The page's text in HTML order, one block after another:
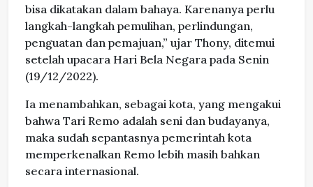
bisa dikatakan dalam bahaya. Karenanya perlu
langkah-langkah pemulihan, perlindungan,
penguatan dan pemajuan,” ujar Thony, ditemui
setelah upacara Hari Bela Negara pada Senin
(19/12/2022).
Ia menambahkan, sebagai kota, yang mengakui
bahwa Tari Remo adalah seni dan budayanya,
maka sudah sepantasnya pemerintah kota
memperkenalkan Remo lebih masih bahkan
secara internasional.